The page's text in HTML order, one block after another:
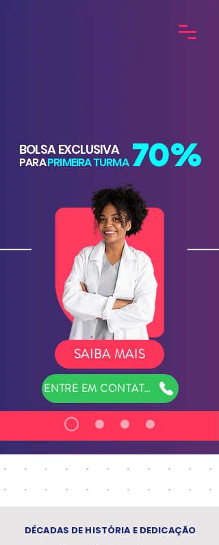
BOLSA EXCLUSIVA
PARAPRIMEIRA TURMA 70%
SAIBA MAIS
ENTRE EM CONTATO
ENTRE EM CONTATO
DÉCADAS DE HISTÓRIA E DEDICAÇÃO